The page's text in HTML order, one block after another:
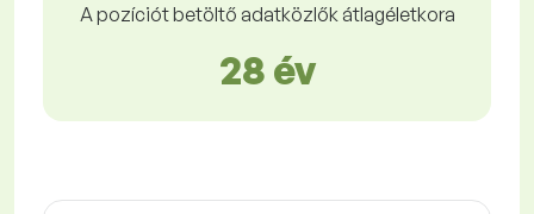
A pozíciót betöltő adatközlők átlagéletkora
28 év